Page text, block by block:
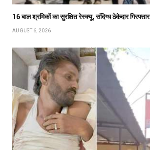
16 बाल श्रमिकों का सुरक्षित रेस्क्यू, संदिग्ध ठेकेदार गिरफ्तार
AUGUST 6, 2026